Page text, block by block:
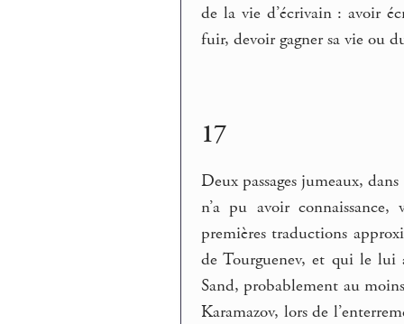
de la vie d’écrivain : avoir
fuir, devoir gagner sa vie ou
17
Deux passages jumeaux,
n’a pu avoir
premières traductions
de Tourguenev, et qui le lui
Sand, probablement au
Karamazov, lors de